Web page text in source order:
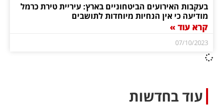
בעקבות האירועים הביטחוניים בארץ: עיריית טירת כרמל
מודיעה כי אין הנחיות מיוחדות לתושבים
קרא עוד »
07/10/2023
עוד בחדשות